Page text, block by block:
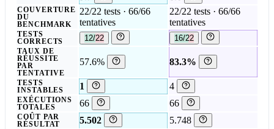
COUVERTURE
DU
BENCHMARK
22/22 tests · 66/66
tentatives
22/22 tests · 66/66
tentatives
TESTS
CORRECTS
12/22 16/22
TAUX DE
RÉUSSITE
PAR
TENTATIVE
57.6% 83.3%
TESTS
INSTABLES
1 4
EXÉCUTIONS
TOTALES
66 66
COÛT PAR
RÉSULTAT
5.502 5.748